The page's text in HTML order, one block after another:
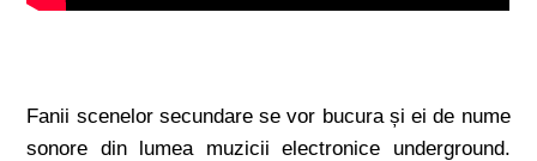
Fanii scenelor secundare se vor bucura și ei de nume
sonore din lumea muzicii electronice underground.